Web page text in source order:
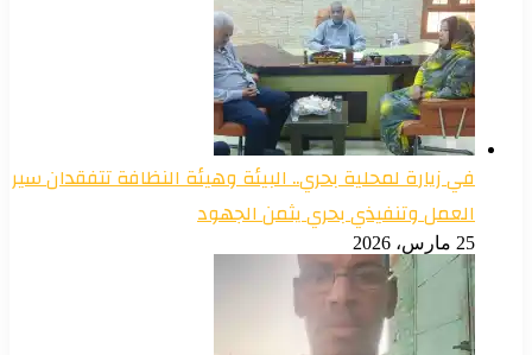
في زيارة لمحلية بحري.. البيئة وهيئة النظافة تتفقدان سير
العمل وتنفيذي بحري يثمن الجهود
25 مارس، 2026